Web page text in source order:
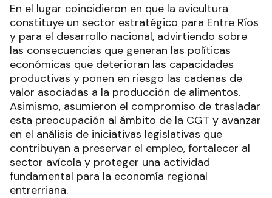
En el lugar coincidieron en que la avicultura
constituye un sector estratégico para Entre Ríos
y para el desarrollo nacional, advirtiendo sobre
las consecuencias que generan las políticas
económicas que deterioran las capacidades
productivas y ponen en riesgo las cadenas de
valor asociadas a la producción de alimentos.
Asimismo, asumieron el compromiso de trasladar
esta preocupación al ámbito de la CGT y avanzar
en el análisis de iniciativas legislativas que
contribuyan a preservar el empleo, fortalecer al
sector avícola y proteger una actividad
fundamental para la economía regional
entrerriana.